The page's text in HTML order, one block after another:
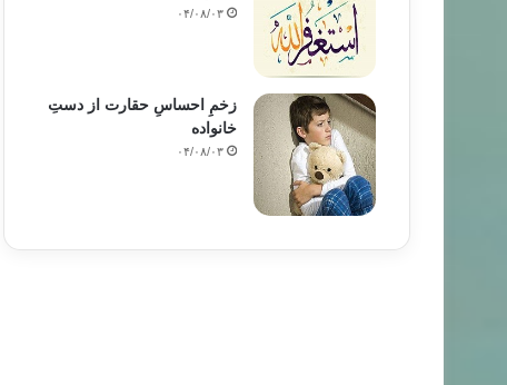
۰۴/۰۸/۰۳
زخمِ احساسِ حقارت از دستِ
خانواده
۰۴/۰۸/۰۳